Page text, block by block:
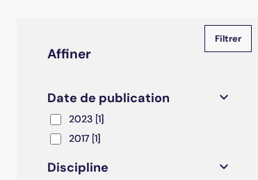
Affiner
Date de publication
20232023 [1]
20172017 [1]
Discipline